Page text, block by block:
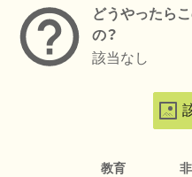
どうやったら
の？
該当なし
教育